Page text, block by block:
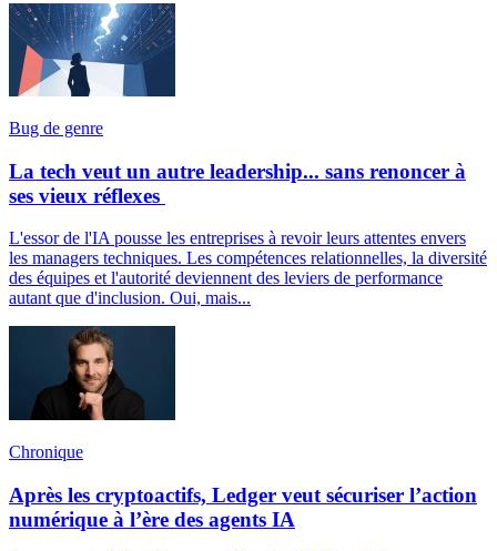
Bug de genre
La tech veut un autre leadership... sans renoncer à
ses vieux réflexes
L'essor de l'IA pousse les entreprises à revoir leurs attentes envers
les managers techniques. Les compétences relationnelles, la diversité
des équipes et l'autorité deviennent des leviers de performance
autant que d'inclusion. Oui, mais...
Chronique
Après les cryptoactifs, Ledger veut sécuriser l’action
numérique à l’ère des agents IA